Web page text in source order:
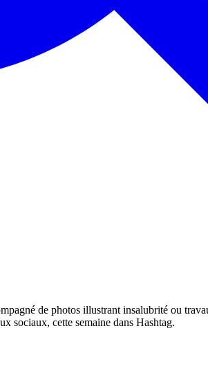
de photos illustrant insalubrité ou
sociaux, cette semaine dans Hashtag.